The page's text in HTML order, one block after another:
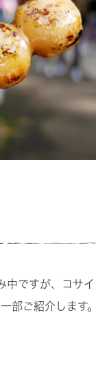
中ですが、コサイ
部ご紹介します。